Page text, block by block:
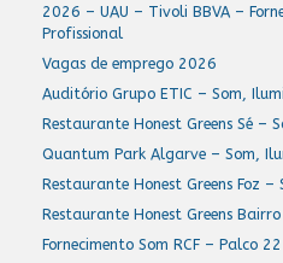
2026 – UAU – Tivoli BBVA –
Profissional
Vagas de emprego 2026
Auditório Grupo ETIC – Som,
Restaurante Honest Greens Sé –
Quantum Park Algarve – Som,
Restaurante Honest Greens Foz –
Restaurante Honest Greens
Fornecimento Som RCF – Palco 22